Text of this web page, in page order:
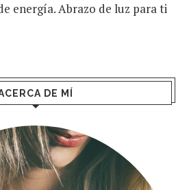
energía. Abrazo de luz para ti
DE MÍ